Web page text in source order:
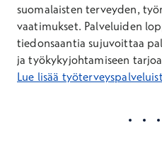
suomalaisten terveyden,
vaatimukset. Palveluiden
tiedonsaantia sujuvoittaa
ja työkykyjohtamiseen
Lue lisää